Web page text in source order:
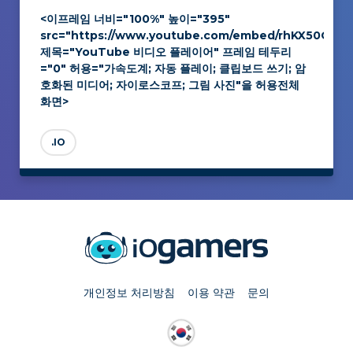
<이프레임 너비="100%" 높이="395"
src="https://www.youtube.com/embed/
제목="YouTube 비디오 플레이어" 프레임 테두리
="0" 허용="가속도계; 자동 플레이; 클립보드 쓰기; 암
호화된 미디어; 자이로스코프; 그림 사진"을 허용전체
화면>
.IO
개인정보 처리방침 이용 약관 문의